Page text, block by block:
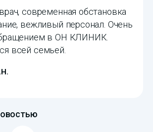
современная обстановка
вежливый персонал. Очень
в ОН КЛИНИК.
всей семьей.